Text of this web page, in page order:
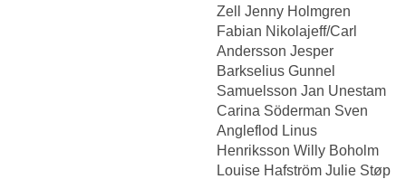
Zell Jenny Holmgren
Fabian Nikolajeff/Carl
Andersson Jesper
Barkselius Gunnel
Samuelsson Jan Unestam
Carina Söderman Sven
Angleflod Linus
Henriksson Willy Boholm
Louise Hafström Julie Støp